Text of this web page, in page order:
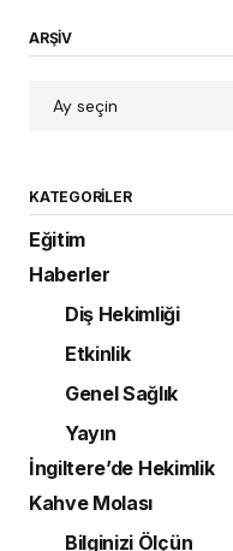
ARŞİV
KATEGORILER
Eğitim
Haberler
Diş Hekimliği
Etkinlik
Genel Sağlık
Yayın
İngiltere’de Hekimlik
Kahve Molası
Bilginizi Ölçün